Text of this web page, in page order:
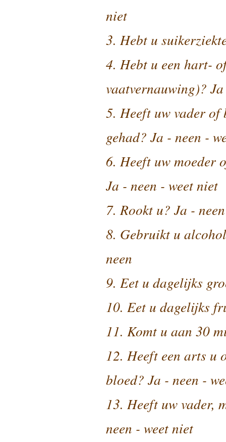
niet
3. Hebt u
4. Hebt u een hart-
vaatvernauwing)?
5. Heeft uw vader
gehad? Ja - neen -
6. Heeft uw moeder
Ja - neen - weet niet
7. Rookt u? Ja - neen
8. Gebruikt u
neen
9. Eet u dagelijks
10. Eet u dagelijks
11. Komt u aan 30
12. Heeft een arts u
bloed? Ja - neen -
13. Heeft uw vader,
neen - weet niet